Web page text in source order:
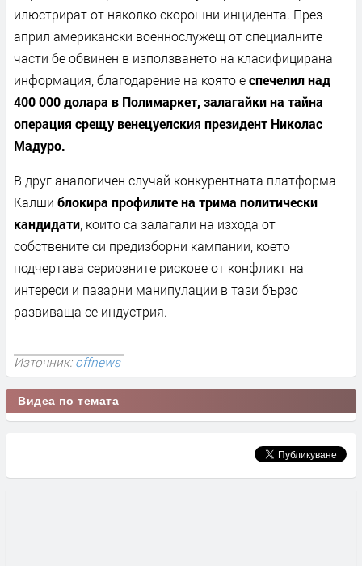
илюстрират от няколко скорошни инцидента. През
април американски военнослужещ от специалните
части бе обвинен в използването на класифицирана
информация, благодарение на която еспечелил над
400 000 долара в Полимаркет, залагайки на тайна
операция срещу венецуелския президент Николас
Мадуро.
В друг аналогичен случай конкурентната платформа
Калши блокира профилите на трима политически
кандидати , които са залагали на изхода от
собствените си предизборни кампании, което
подчертава сериозните рискове от конфликт на
интереси и пазарни манипулации в тази бързо
развиваща се индустрия.
Източник:offnews
Видеа по темата